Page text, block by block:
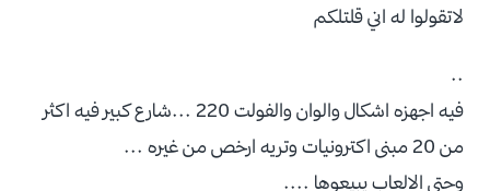
لاتقولوا له اني قلتلكم
..
فيه اجهزه اشكال والوان والفولت 220 ...شارع كبير فيه اكثر
من 20 مبنى اكترونيات وتريه ارخص من غيره ...
وحتى الالعاب يبيعوها ....